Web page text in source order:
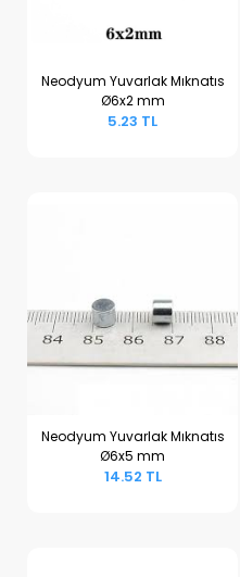
Sepete Ekle
Neodyum Yuvarlak Mıknatıs
Ø6x2 mm
5.23 TL
Sepete Ekle
Neodyum Yuvarlak Mıknatıs
Ø6x5 mm
14.52 TL